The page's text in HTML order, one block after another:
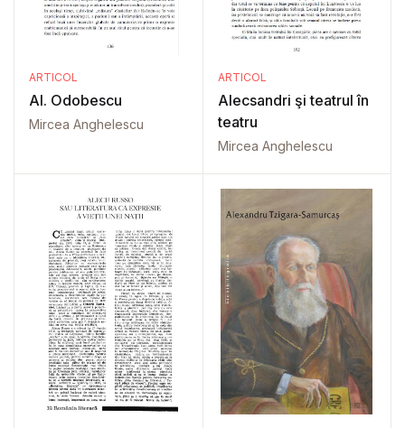
ARTICOL
Al. Odobescu
Mircea Anghelescu
ARTICOL
Alecsandri şi teatrul în
teatru
Mircea Anghelescu